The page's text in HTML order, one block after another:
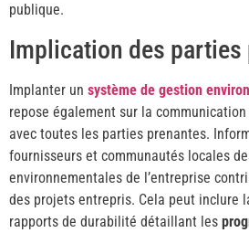
publique.
Implication des parties
Implanter un système de gestion
repose également sur la
avec toutes les parties prenantes.
fournisseurs et communautés locales
environnementales de l’entreprise
des projets entrepris. Cela peut inclure
rapports de durabilité détaillant les